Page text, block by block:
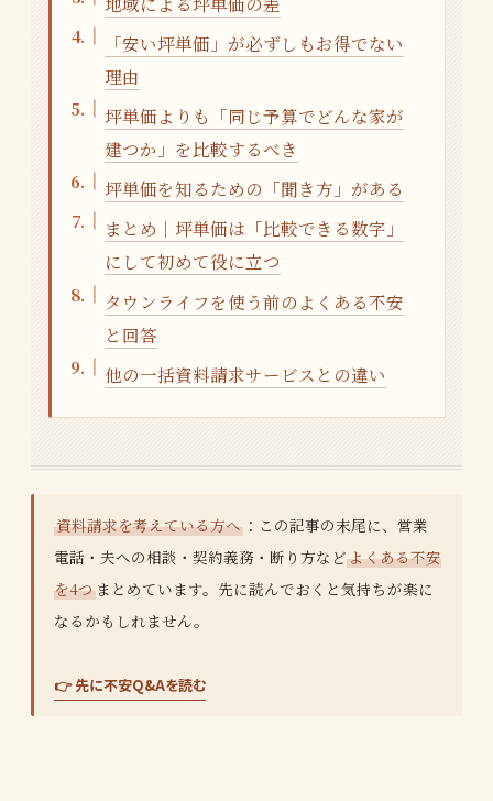
「安い坪単価」が必ずしもお得でない
理由
坪単価よりも「同じ予算でどんな家が
建つか」を比較するべき
坪単価を知るための「聞き方」がある
まとめ｜坪単価は「比較できる数字」
にして初めて役に立つ
タウンライフを使う前のよくある不安
と回答
他の一括資料請求サービスとの違い
資料請求を考えている方へ ：この記事の末尾に、営業
電話・夫への相談・契約義務・断り方などよくある不安
を4つ まとめています。先に読んでおくと気持ちが楽に
なるかもしれません。
👉 先に不安Q&Aを読む